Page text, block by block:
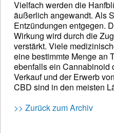
Vielfach werden die
äußerlich angewandt. Als
Entzündungen entgegen.
Wirkung wird durch die
verstärkt. Viele
eine bestimmte Menge an
ebenfalls ein Cannabinoid
Verkauf und der Erwerb
CBD sind in den meisten
>> Zurück zum Archiv